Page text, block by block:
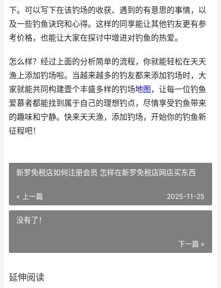
下。可以写下在该钓场的收获、遇到的有意思的事情，以
及一些钓鱼诀窍和心得。这样的同享能让其他钓友更有参
考价格，也能让大家在探讨中增进对钓鱼的热爱。
怎么样？经过上面的分析简单的流程，你就能轻松在天天
渔上添加钓场啦。当越来越多的钓友都来添加钓场时，大
家就能共同构建壹个丰盛多样的钓场地图 ，让每一位钓鱼
爱慕者都能找到属于自己的理想钓点，尽情享受钓鱼带来
的趣味和宁静。快来天天渔，添加钓场，开始你的钓鱼新
征程吧！
新罗免税店如何注册会员 怎样在新罗免税店网店买东西
« 上一篇 2025-11-25
没有了！
下一篇 »
延伸阅读